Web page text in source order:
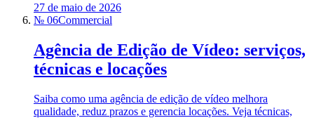
27 de maio de 2026
№ 06Commercial
Agência de Edição de Vídeo: serviços,
técnicas e locações
Saiba como uma agência de edição de vídeo melhora
qualidade, reduz prazos e gerencia locações. Veja técnicas,